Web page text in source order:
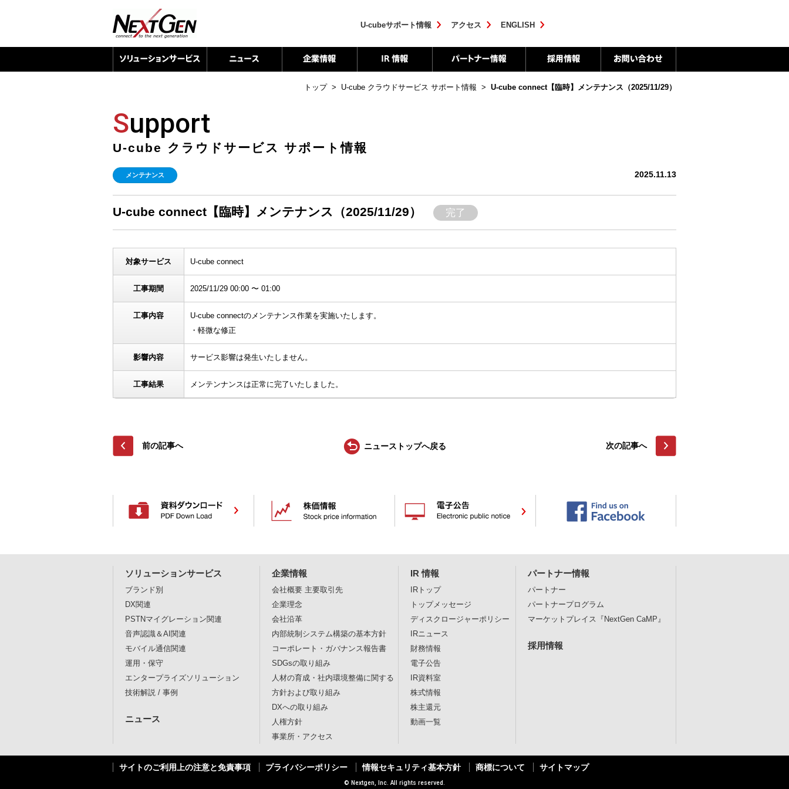
U-cubeサポート情報 アクセス ENGLISH
トップ > U-cube クラウドサービス サポート情報 > U-cube connect【臨時】メンテナンス（2025/11/29）
Support
U-cube クラウドサービス サポート情報
メンテナンス 2025.11.13
U-cube connect【臨時】メンテナンス（2025/11/29） 完了
対象サービス U-cube connect
工事期間 2025/11/29 00:00 〜 01:00
工事内容
U-cube connectのメンテナンス作業を実施いたします。
・軽微な修正
影響内容 サービス影響は発生いたしません。
工事結果 メンテンナンスは正常に完了いたしました。
前の記事へ ニューストップへ戻る 次の記事へ
ソリューションサービス
ブランド別
DX関連
PSTNマイグレーション関連
音声認識＆AI関連
モバイル通信関連
運用・保守
エンタープライズソリューション
技術解説 / 事例
ニュース
企業情報
会社概要 主要取引先
企業理念
会社沿革
内部統制システム構築の基本方針
コーポレート・ガバナンス報告書
SDGsの取り組み
人材の育成・社内環境整備に関する
方針および取り組み
DXへの取り組み
人権方針
事業所・アクセス
IR 情報
IRトップ
トップメッセージ
ディスクロージャーポリシー
IRニュース
財務情報
電子公告
IR資料室
株式情報
株主還元
動画一覧
パートナー情報
パートナー
パートナープログラム
マーケットプレイス 『NextGen CaMP』
採用情報
サイトのご利用上の注意と免責事項 プライバシーポリシー 情報セキュリティ基本方針 商標について サイトマップ
© Nextgen, Inc. All rights reserved.